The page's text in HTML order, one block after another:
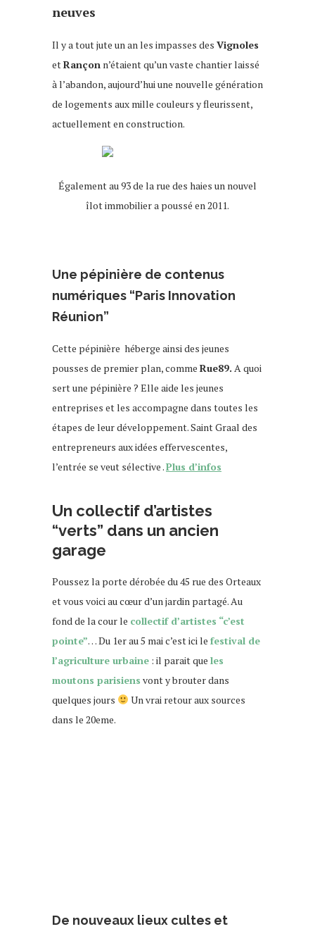
neuves
Il y a tout jute un an les impasses des Vignoles
etRançon n’étaient qu’un vaste chantier laissé
à l’abandon, aujourd’hui une nouvelle génération
de logements aux mille couleurs y fleurissent,
actuellement en construction.
Également au 93 de la rue des haies un nouvel
îlot immobilier a poussé en 2011.
Une pépinière de contenus
numériques “Paris Innovation
Réunion”
Cette pépinière héberge ainsi des jeunes
pousses de premier plan, comme Rue89. A quoi
sert une pépinière ? Elle aide les jeunes
entreprises et les accompagne dans toutes les
étapes de leur développement. Saint Graal des
entrepreneurs aux idées effervescentes,
l’entrée se veut sélective .Plus d’infos
Un collectif d’artistes
“verts” dans un ancien
garage
Poussez la porte dérobée du 45 rue des Orteaux
et vous voici au cœur d’un jardin partagé. Au
fond de la cour le collectif d’artistes “c’est
pointe”… Du 1er au 5 mai c’est ici le festival de
l’agriculture urbaine : il parait que les
moutons parisiens vont y brouter dans
quelques jours
Un vrai retour aux sources
dans le 20eme.
De nouveaux lieux cultes et